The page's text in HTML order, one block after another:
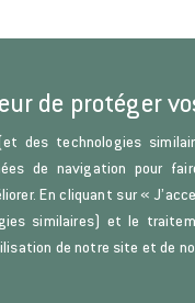
de protéger
des technologies
de navigation pour
En cliquant sur «
similaires) et le
de notre site et de